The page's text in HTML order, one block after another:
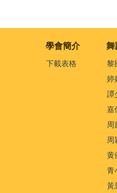
學會簡介
下載表格
黎
婷
譚
嘉
周
周
黄
青
黃